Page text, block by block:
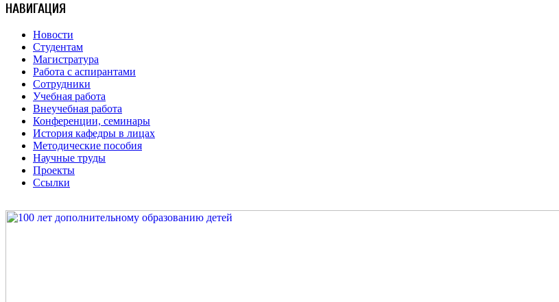
НАВИГАЦИЯ
Новости
Студентам
Магистратура
Работа с аспирантами
Сотрудники
Учебная работа
Внеучебная работа
Конференции, семинары
История кафедры в лицах
Методические пособия
Научные труды
Проекты
Ссылки